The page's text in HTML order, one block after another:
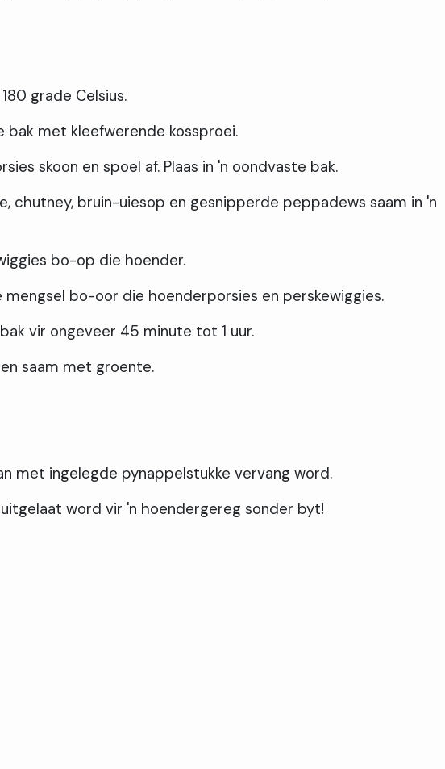
grade Celsius.
bak met kleefwerende kossproei.
skoon en spoel af. Plaas in 'n oondvaste bak.
chutney, bruin-uiesop en gesnipperde peppadews saam in 'n
bo-op die hoender.
mengsel bo-oor die hoenderporsies en perskewiggies.
vir ongeveer 45 minute tot 1 uur.
saam met groente.
met ingelegde pynappelstukke vervang word.
word vir 'n hoendergereg sonder byt!